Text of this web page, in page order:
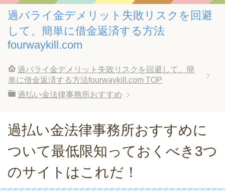
過バライ金デメリット失敗リスクを回避
して、簡単に借金返済する方法
fourwaykill.com
過バライ金デメリット失敗リスクを回避して、簡
単に借金返済する方法fourwaykill.com TOP
過払い金法律事務所おすすめ
過払い金法律事務所おすすめに
ついて最低限知っておくべき3つ
のサイトはこれだ！